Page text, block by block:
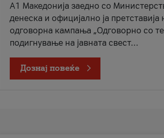
A1 Македонија заедно со
денеска и официјално ја
одговорна кампања „Одговорно со
подигнување на јавната свест...
Дознај повеќе